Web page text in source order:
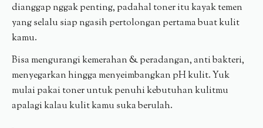
dianggap nggak penting, padahal toner itu kayak temen
yang selalu siap ngasih pertolongan pertama buat kulit
kamu.
Bisa mengurangi kemerahan & peradangan, anti bakteri,
menyegarkan hingga menyeimbangkan pH kulit. Yuk
mulai pakai toner untuk penuhi kebutuhan kulitmu
apalagi kalau kulit kamu suka berulah.